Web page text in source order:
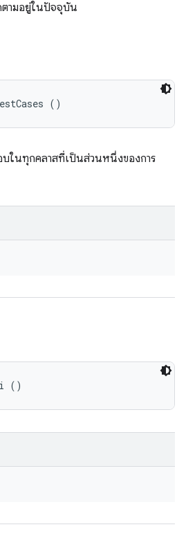
ามอยู่ในปัจจุบัน
()
ในทุกคลาสที่เป็นส่วนหนึ่งของการ
()